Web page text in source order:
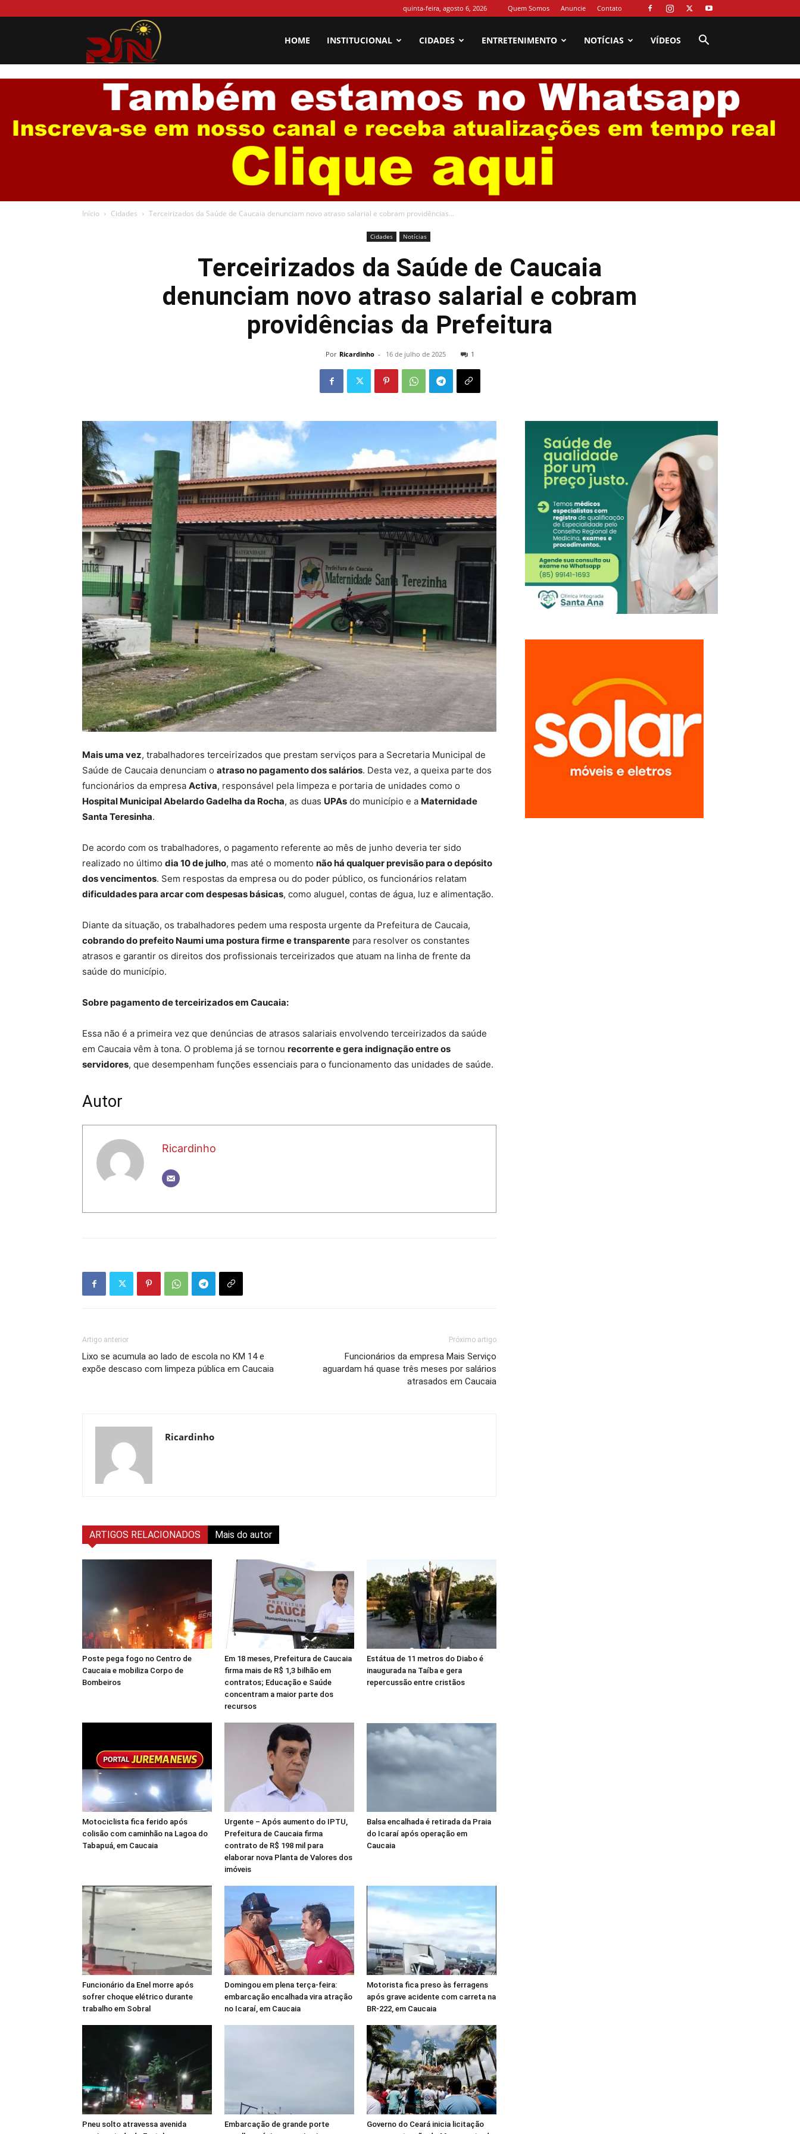
quinta-feira, agosto 6, 2026 Quem Somos Anuncie Contato
Jurema
News
HOME INSTITUCIONAL CIDADES ENTRETENIMENTO NOTÍCIAS VÍDEOS
Início Cidades Terceirizados da Saúde de Caucaia denunciam novo atraso salarial e cobram providências...
Cidades Notícias
Terceirizados da Saúde de Caucaia
denunciam novo atraso salarial e cobram
providências da Prefeitura
Por Ricardinho - 16 de julho de 2025 1
Mais uma vez, trabalhadores terceirizados que prestam serviços para a Secretaria Municipal de
Saúde de Caucaia denunciam o atraso no pagamento dos salários. Desta vez, a queixa parte dos
funcionários da empresa Activa, responsável pela limpeza e portaria de unidades como o
Hospital Municipal Abelardo Gadelha da Rocha, as duas UPAs do município e a Maternidade
Santa Teresinha.
De acordo com os trabalhadores, o pagamento referente ao mês de junho deveria ter sido
realizado no último dia 10 de julho, mas até o momento não há qualquer previsão para o depósito
dos vencimentos. Sem respostas da empresa ou do poder público, os funcionários relatam
dificuldades para arcar com despesas básicas, como aluguel, contas de água, luz e alimentação.
Diante da situação, os trabalhadores pedem uma resposta urgente da Prefeitura de Caucaia,
cobrando do prefeito Naumi uma postura firme e transparente para resolver os constantes
atrasos e garantir os direitos dos profissionais terceirizados que atuam na linha de frente da
saúde do município.
Sobre pagamento de terceirizados em Caucaia:
Essa não é a primeira vez que denúncias de atrasos salariais envolvendo terceirizados da saúde
em Caucaia vêm à tona. O problema já se tornou recorrente e gera indignação entre os
servidores, que desempenham funções essenciais para o funcionamento das unidades de saúde.
Autor
Ricardinho
Artigo anterior
Lixo se acumula ao lado de escola no KM 14 e
expõe descaso com limpeza pública em Caucaia
Próximo artigo
Funcionários da empresa Mais Serviço
aguardam há quase três meses por salários
atrasados em Caucaia
Ricardinho
ARTIGOS RELACIONADOS Mais do autor
Poste pega fogo no Centro de
Caucaia e mobiliza Corpo de
Bombeiros
Em 18 meses, Prefeitura de Caucaia
firma mais de R$ 1,3 bilhão em
contratos; Educação e Saúde
concentram a maior parte dos
recursos
Estátua de 11 metros do Diabo é
inaugurada na Taíba e gera
repercussão entre cristãos
Motociclista fica ferido após
colisão com caminhão na Lagoa do
Tabapuá, em Caucaia
Urgente – Após aumento do IPTU,
Prefeitura de Caucaia firma
contrato de R$ 198 mil para
elaborar nova Planta de Valores dos
imóveis
Balsa encalhada é retirada da Praia
do Icaraí após operação em
Caucaia
Funcionário da Enel morre após
sofrer choque elétrico durante
trabalho em Sobral
Domingou em plena terça-feira:
embarcação encalhada vira atração
no Icaraí, em Caucaia
Motorista fica preso às ferragens
após grave acidente com carreta na
BR-222, em Caucaia
Pneu solto atravessa avenida
Embarcação de grande porte
Governo do Ceará inicia licitação